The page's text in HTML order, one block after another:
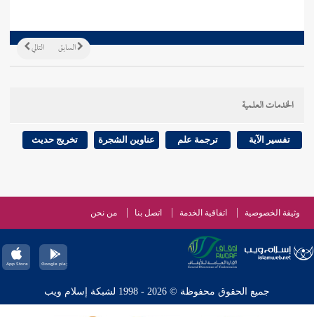
التالي السابق
الخدمات العلمية
تفسير الآية ترجمة علم عناوين الشجرة تخريج حديث
وثيقة الخصوصية اتفاقية الخدمة اتصل بنا من نحن
جميع الحقوق محفوظة © 2026 - 1998 لشبكة إسلام ويب